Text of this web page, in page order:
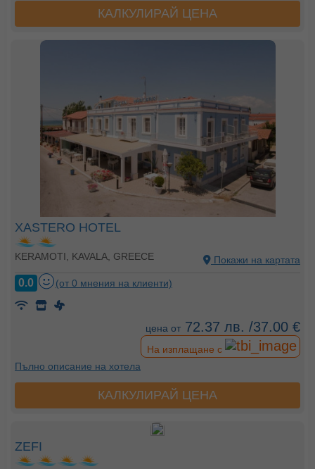
КАЛКУЛИРАЙ ЦЕНА
XASTERO HOTEL
KERAMOTI, KAVALA, GREECE Покажи на картата
0.0 (от 0 мнения на клиенти)
цена от 72.37 лв. /37.00 €
На изплащане с
Пълно описание на хотела
КАЛКУЛИРАЙ ЦЕНА
ZEFI